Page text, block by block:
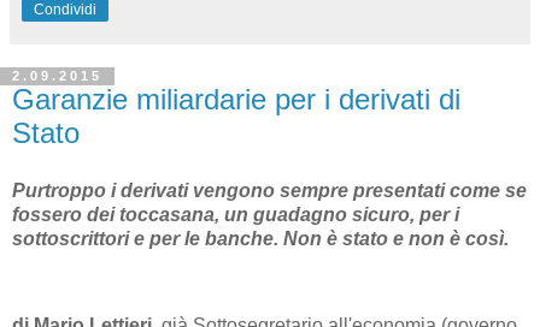
Condividi
2.09.2015
Garanzie miliardarie per i derivati di
Stato
Purtroppo i derivati vengono sempre presentati come se
fossero dei toccasana, un guadagno sicuro, per i
sottoscrittori e per le banche. Non è stato e non è così.